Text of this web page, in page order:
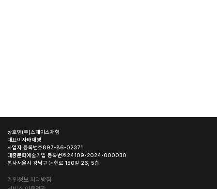
상호명(주)스페이스재형
대표이사배재형
사업자 등록번호897-86-02371
대중문화예술기업 등록번호24109-2024-000030
본사서울시 강남구 논현로 150길 26, 5층
개인정보 처리방침